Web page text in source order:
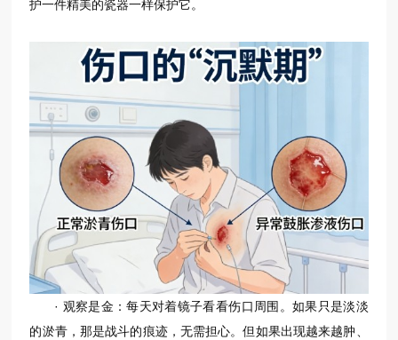
护一件精美的瓷器一样保护它。
· 观察是金：每天对着镜子看看伤口周围。如果只是淡淡
的淤青，那是战斗的痕迹，无需担心。但如果出现越来越肿、